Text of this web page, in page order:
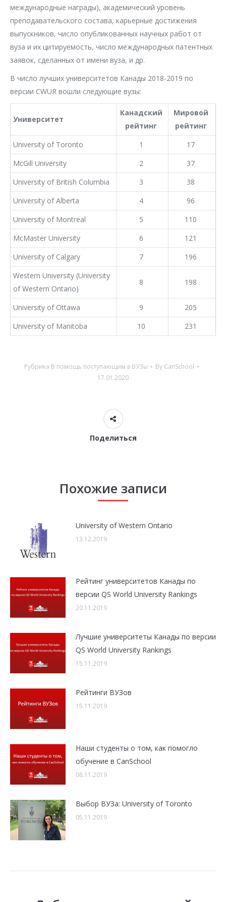
международные награды), академический уровень
преподавательского состава, карьерные достижения
выпускников, число опубликованных научных работ от
вуза и их цитируемость, число международных патентных
заявок, сделанных от имени вуза, и др.
В число лучших университетов Канады 2018-2019 по
версии CWUR вошли следующие вузы:
Университет
Канадский
рейтинг
Мировой
рейтинг
University of Toronto
1
17
McGill University
2
37
University of British Columbia
3
38
University of Alberta
4
96
University of Montreal
5
110
McMaster University
6
121
University of Calgary
7
196
Western University (University
of Western Ontario)
8 198
University of Ottawa 9
205
University of Manitoba
10 231
Рубрика В помощь поступающим в ВУЗы By CanSchool
17.01.2020
Поделиться
Похожие записи
University of Western Ontario
13.12.2019
Рейтинг университетов Канады по
версии QS World University Rankings
20.11.2019
Лучшие университеты Канады по версии
QS World University Rankings
15.11.2019
Рейтинги ВУЗов
15.11.2019
Наши студенты о том, как помогло
обучение в CanSchool
08.11.2019
Выбор ВУЗа: University of Toronto
05.11.2019